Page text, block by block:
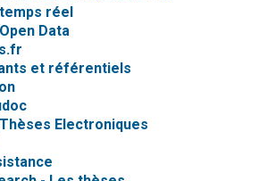
réel
Data
et référentiels
Electroniques